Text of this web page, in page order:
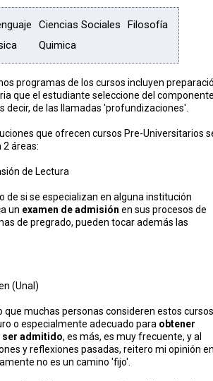
Ciencias Sociales
Filosofía
Quimica
programas de los cursos incluyen
que el estudiante seleccione del
decir, de las llamadas 'profundizaciones'.
que ofrecen cursos Pre-Universitarios
áreas:
de Lectura
de si se especializan en alguna institución
un examen de admisión en sus procesos de
de pregrado, pueden tocar además las
(Unal)
que muchas personas consideren estos cursos
o especialmente adecuado para obtener
ser admitido, es más, es muy frecuente, y al
y reflexiones pasadas, reitero mi opinión
no es un camino 'fijo'.